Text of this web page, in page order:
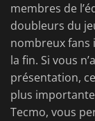
membres de
doubleurs du
nombreux fans
la fin. Si vous
présentation,
plus
Tecmo, vous